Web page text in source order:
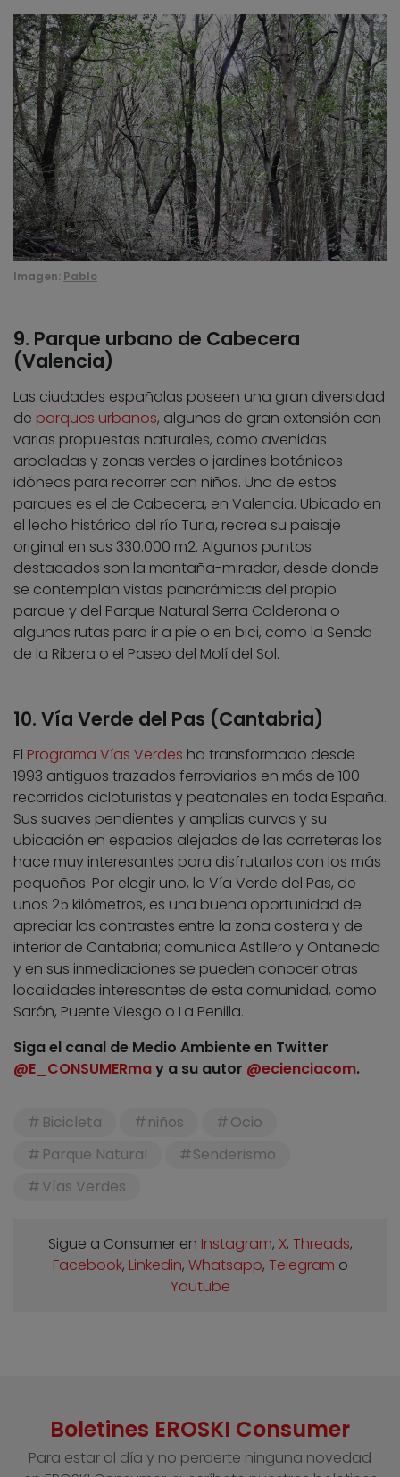
Imagen: Pablo
9. Parque urbano de Cabecera
(Valencia)
Las ciudades españolas poseen una gran diversidad
de parques urbanos, algunos de gran extensión con
varias propuestas naturales, como avenidas
arboladas y zonas verdes o jardines botánicos
idóneos para recorrer con niños. Uno de estos
parques es el de Cabecera, en Valencia. Ubicado en
el lecho histórico del río Turia, recrea su paisaje
original en sus 330.000 m2. Algunos puntos
destacados son la montaña-mirador, desde donde
se contemplan vistas panorámicas del propio
parque y del Parque Natural Serra Calderona o
algunas rutas para ir a pie o en bici, como la Senda
de la Ribera o el Paseo del Molí del Sol.
10. Vía Verde del Pas (Cantabria)
El Programa Vías Verdes ha transformado desde
1993 antiguos trazados ferroviarios en más de 100
recorridos cicloturistas y peatonales en toda España.
Sus suaves pendientes y amplias curvas y su
ubicación en espacios alejados de las carreteras los
hace muy interesantes para disfrutarlos con los más
pequeños. Por elegir uno, la Vía Verde del Pas, de
unos 25 kilómetros, es una buena oportunidad de
apreciar los contrastes entre la zona costera y de
interior de Cantabria; comunica Astillero y Ontaneda
y en sus inmediaciones se pueden conocer otras
localidades interesantes de esta comunidad, como
Sarón, Puente Viesgo o La Penilla.
Siga el canal de Medio Ambiente en Twitter
@E_CONSUMERmay a su autor @ecienciacom.
Bicicleta niños
Ocio
Parque Natural
Senderismo
Vías Verdes
Sigue a Consumer en Instagram, X, Threads,
Facebook, Linkedin, Whatsapp, Telegram o
Youtube
Boletines EROSKI Consumer
Para estar al día y no perderte ninguna novedad